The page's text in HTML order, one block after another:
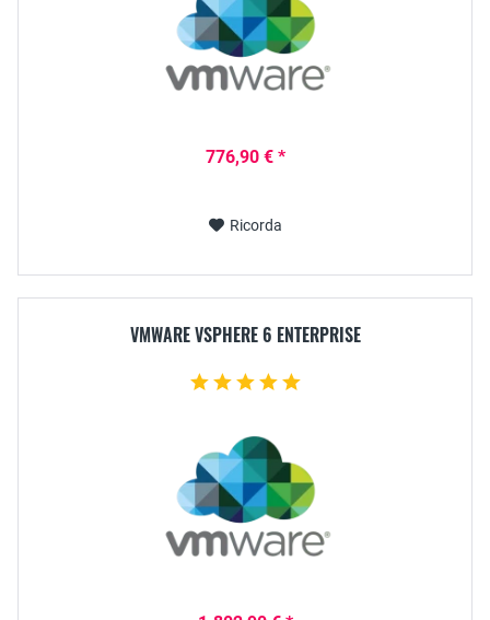
776,90 € *
Ricorda
VMWARE VSPHERE 6 ENTERPRISE